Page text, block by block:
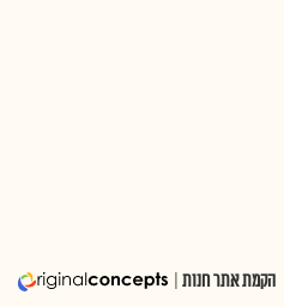
הקמת אתר חנות